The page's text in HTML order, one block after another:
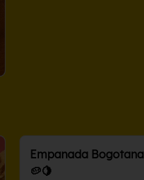
Empanada Bogotana
🥔🍋